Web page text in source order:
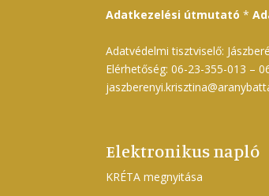
Adatkezelési útmutató *
Adatvédelmi tisztviselő:
Elérhetőség: 06-23-355-013 –
Elektronikus napló
KRÉTA megnyitása